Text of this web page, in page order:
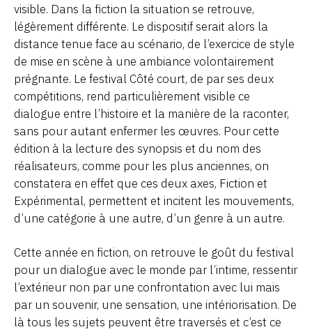
visible. Dans la fiction la situation se retrouve,
légèrement différente. Le dispositif serait alors la
distance tenue face au scénario, de l’exercice de style
de mise en scène à une ambiance volontairement
prégnante. Le festival Côté court, de par ses deux
compétitions, rend particulièrement visible ce
dialogue entre l’histoire et la manière de la raconter,
sans pour autant enfermer les œuvres. Pour cette
édition à la lecture des synopsis et du nom des
réalisateurs, comme pour les plus anciennes, on
constatera en effet que ces deux axes, Fiction et
Expérimental, permettent et incitent les mouvements,
d’une catégorie à une autre, d’un genre à un autre.
Cette année en fiction, on retrouve le goût du festival
pour un dialogue avec le monde par l’intime, ressentir
l’extérieur non par une confrontation avec lui mais
par un souvenir, une sensation, une intériorisation. De
là tous les sujets peuvent être traversés et c’est ce